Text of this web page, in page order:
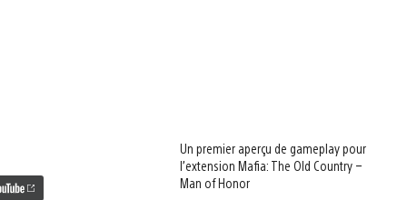
Un premier aperçu de gameplay pour
l’extension Mafia: The Old Country –
Man of Honor